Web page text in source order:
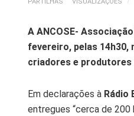
PARTILHAS VISUALIZAÇÕES
A ANCOSE-
fevereiro, pelas
criadores e produtores
Em declarações à Rádio
entregues “cerca de 200